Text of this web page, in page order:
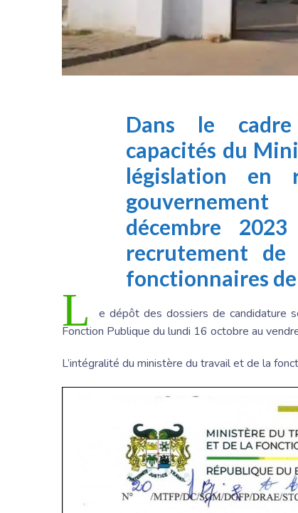
Dans le
capacités du
législation en
décembre
recrutement de
fonctionnaires de
L
e dépôt des dossiers de candidature
Fonction Publique du lundi 16 octobre au
L’intégralité du ministère du travail et de la